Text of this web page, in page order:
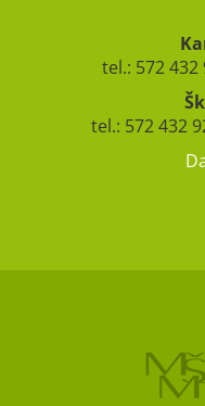
tel.: 572 432
tel.: 572 432